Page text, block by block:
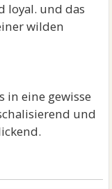
loyal. und das
wilden
in eine gewisse
und